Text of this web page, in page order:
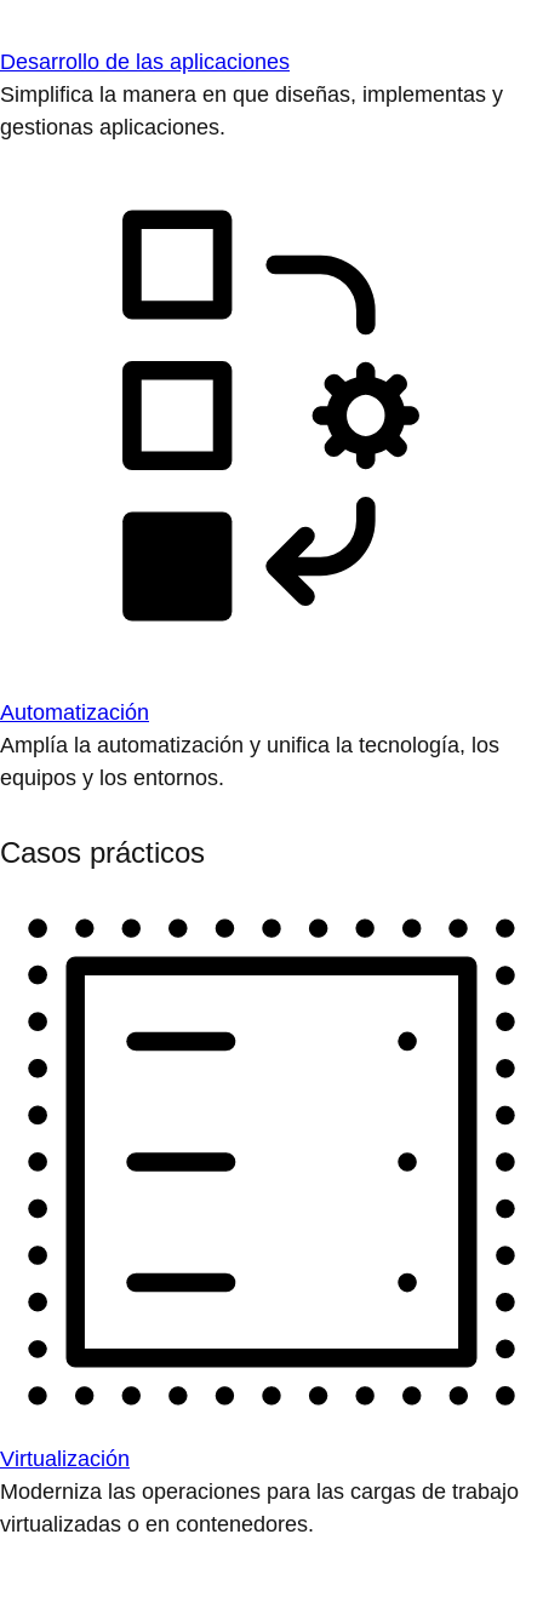
Desarrollo de las aplicaciones
Simplifica la manera en que diseñas, implementas y
gestionas aplicaciones.
Automatización
Amplía la automatización y unifica la tecnología, los
equipos y los entornos.
Casos prácticos
Virtualización
Moderniza las operaciones para las cargas de trabajo
virtualizadas o en contenedores.